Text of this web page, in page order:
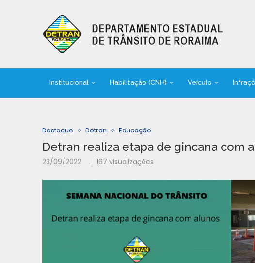
Institucional Habilitação (CNH) Veículo
Destaque Detran Educação
Detran realiza etapa de gincana com
23/09/2022 167 visualizações